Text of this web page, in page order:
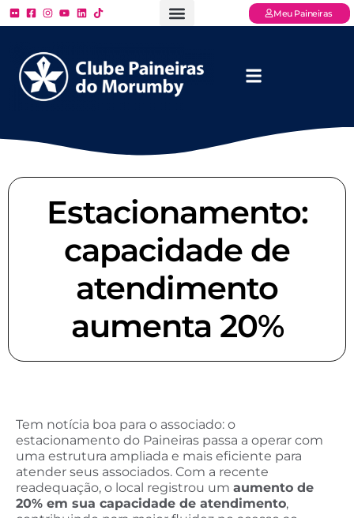
Meu Paineiras
Estacionamento:
capacidade de
atendimento
aumenta 20%
Tem notícia boa para o associado: o
estacionamento do Paineiras passa a operar com
uma estrutura ampliada e mais eficiente para
atender seus associados. Com a recente
readequação, o local registrou um aumento de
20% em sua capacidade de atendimento,